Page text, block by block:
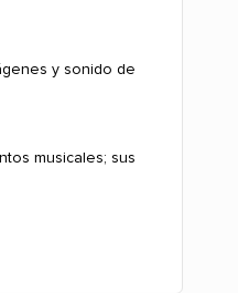
y sonido de
musicales; sus